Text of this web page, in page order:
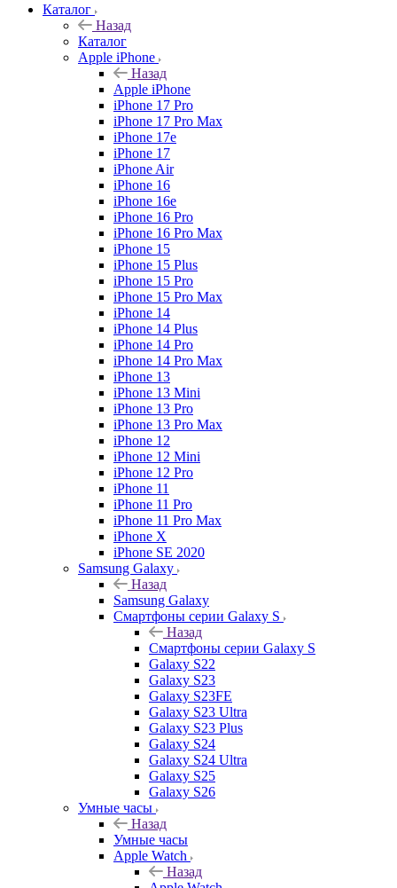
Каталог
Назад
Каталог
Apple iPhone
Назад
Apple iPhone
iPhone 17 Pro
iPhone 17 Pro Max
iPhone 17e
iPhone 17
iPhone Air
iPhone 16
iPhone 16e
iPhone 16 Pro
iPhone 16 Pro Max
iPhone 15
iPhone 15 Plus
iPhone 15 Pro
iPhone 15 Pro Max
iPhone 14
iPhone 14 Plus
iPhone 14 Pro
iPhone 14 Pro Max
iPhone 13
iPhone 13 Mini
iPhone 13 Pro
iPhone 13 Pro Max
iPhone 12
iPhone 12 Mini
iPhone 12 Pro
iPhone 11
iPhone 11 Pro
iPhone 11 Pro Max
iPhone X
iPhone SE 2020
Samsung Galaxy
Назад
Samsung Galaxy
Смартфоны серии Galaxy S
Назад
Смартфоны серии Galaxy S
Galaxy S22
Galaxy S23
Galaxy S23FE
Galaxy S23 Ultra
Galaxy S23 Plus
Galaxy S24
Galaxy S24 Ultra
Galaxy S25
Galaxy S26
Умные часы
Назад
Умные часы
Apple Watch
Назад